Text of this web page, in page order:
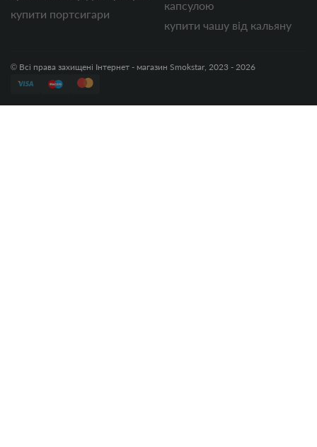
купити портсигари
капсулою
купити чашу від кальяну
© Всі права захищені Інтернет - магазин Smokstar, 2023 - 2026